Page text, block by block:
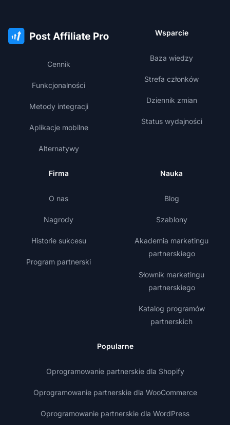
Cennik
Funkcjonalności
Metody integracji
Aplikacje mobilne
Alternatywy
Wsparcie
Baza wiedzy
Strefa członków
Dziennik zmian
Status wydajności
Firma
O nas
Nagrody
Historie sukcesu
Program partnerski
Nauka
Blog
Szablony
Akademia marketingu
partnerskiego
Słownik marketingu
partnerskiego
Katalog programów
partnerskich
Popularne
Oprogramowanie partnerskie dla Shopify
Oprogramowanie partnerskie dla WooCommerce
Oprogramowanie partnerskie dla WordPress